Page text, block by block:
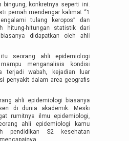
bingung, konkretnya seperti ini.
pernah mendengar kalimat “1
tulang keropos” dan
hitung-hitungan statistik dari
didapatkan oleh ahli
seorang ahli epidemiologi
menganalisis kondisi
terjadi wabah, kejadian luar
penyakit dalam area geografis
ahli epidemiologi biasanya
di dunia akademik. Meski
rumitnya ilmu epidemiologi,
ahli epidemiologi kamu
pendidikan S2 kesehatan